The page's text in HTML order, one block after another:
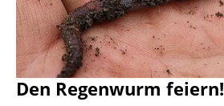
Den Regenwurm feiern!